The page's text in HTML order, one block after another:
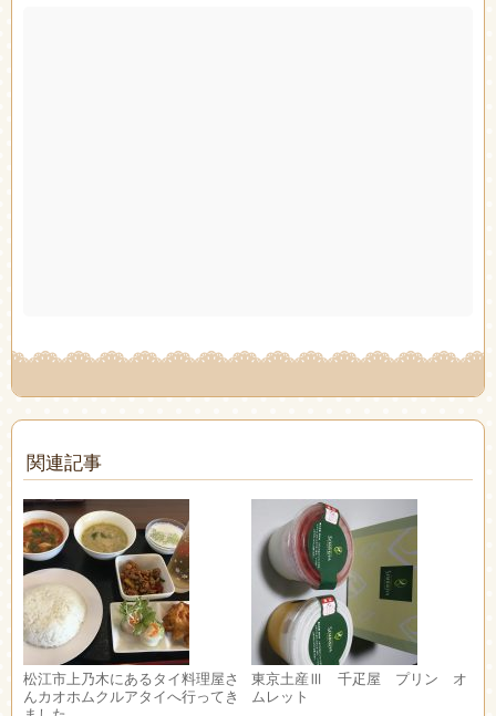
関連記事
松江市上乃木にあるタイ料理屋さ
んカオホムクルアタイへ行ってき
東京土産Ⅲ 千疋屋 プリン オ
ムレット